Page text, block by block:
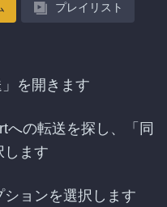
プレイリスト
を開きます
への転送を探し、「同
します
ョンを選択します